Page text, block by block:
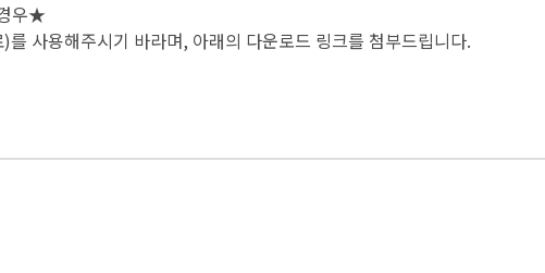
우★
사용해주시기 바라며, 아래의 다운로드 링크를 첨부드립니다.